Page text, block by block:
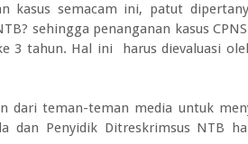
kasus semacam ini, patut
sehingga penanganan kasus
3 tahun. Hal ini harus dievaluasi
dari teman-teman media untuk
dan Penyidik Ditreskrimsus NTB